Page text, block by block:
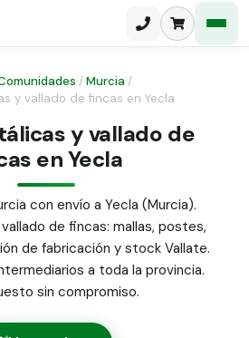
dos hojas
peatonal
torsión
galvanizado
70 g/m² verde
/Murcia /
y vallado de fincas en Yecla
y vallado de
en Yecla
con envío a Yecla (Murcia).
de fincas: mallas, postes,
de fabricación y stock Vallate.
a toda la provincia.
sin compromiso.